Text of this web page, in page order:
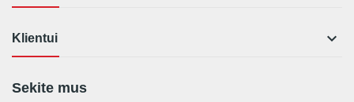
Klientui 
Sekite mus